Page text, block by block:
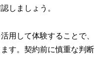
しましょう。
用して体験することで、
す。契約前に慎重な判断